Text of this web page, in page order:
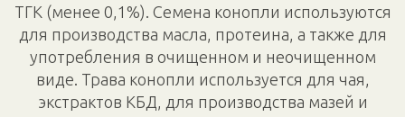
ТГК (менее 0,1%). Семена конопли используются
для производства масла, протеина, а также для
употребления в очищенном и неочищенном
виде. Трава конопли используется для чая,
экстрактов КБД, для производства мазей и